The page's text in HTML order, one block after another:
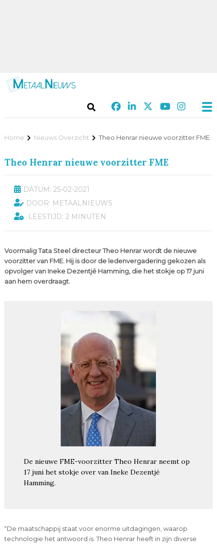
Home Nieuws Overzicht Theo Henrar nieuwe voorzitter FME
Theo Henrar nieuwe voorzitter FME
DATUM: 25-02-2021
DOOR: METAALNIEUWS
LEESTIJD: 2 MINUTEN
Voormalig Tata Steel directeur Theo Henrar wordt de nieuwe
voorzitter van FME. Hij is door de ledenvergadering gekozen als
opvolger van Ineke Dezentjé Hamming, die het stokje op 17 juni
aan hem overdraagt.
De nieuwe FME-voorzitter Theo Henrar neemt op
17 juni het stokje over van Ineke Dezentjé
Hamming.
“De maatschappij staat voor enorme uitdagingen, waarop
technologie het antwoord is. Theo Henrar heeft in zijn diverse